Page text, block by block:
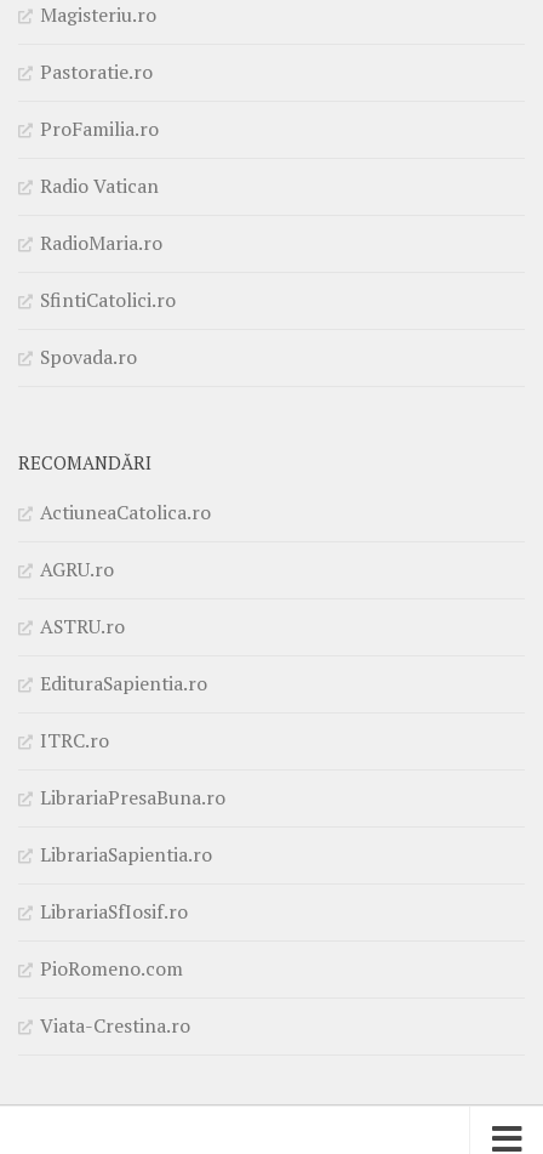
Magisteriu.ro
Pastoratie.ro
ProFamilia.ro
Radio Vatican
RadioMaria.ro
SfintiCatolici.ro
Spovada.ro
RECOMANDĂRI
ActiuneaCatolica.ro
AGRU.ro
ASTRU.ro
EdituraSapientia.ro
ITRC.ro
LibrariaPresaBuna.ro
LibrariaSapientia.ro
LibrariaSfIosif.ro
PioRomeno.com
Viata-Crestina.ro